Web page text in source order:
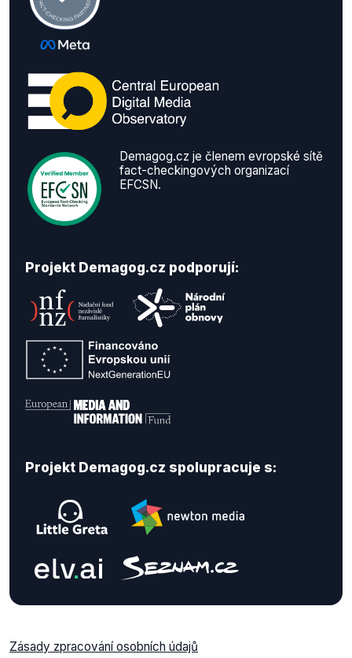
Demagog.cz je členem evropské sítě
fact-checkingových organizací
EFCSN.
Projekt Demagog.cz podporují:
Projekt Demagog.cz spolupracuje s:
Zásady zpracování osobních údajů